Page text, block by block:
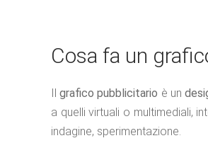
Cosa fa un
Ilgrafico pubblicitario è un
a quelli virtuali o multimediali,
indagine, sperimentazione.